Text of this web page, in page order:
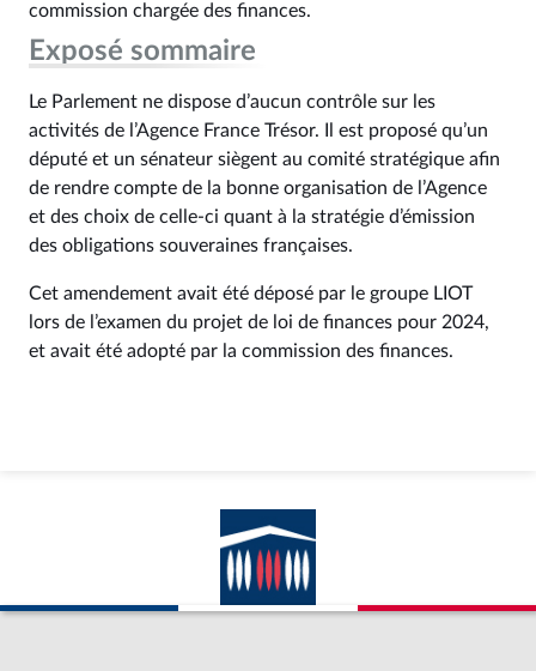
commission chargée des finances.
Exposé sommaire
Le Parlement ne dispose d’aucun contrôle sur les
activités de l’Agence France Trésor. Il est proposé qu’un
député et un sénateur siègent au comité stratégique afin
de rendre compte de la bonne organisation de l’Agence
et des choix de celle-ci quant à la stratégie d’émission
des obligations souveraines françaises.
Cet amendement avait été déposé par le groupe LIOT
lors de l’examen du projet de loi de finances pour 2024,
et avait été adopté par la commission des finances.